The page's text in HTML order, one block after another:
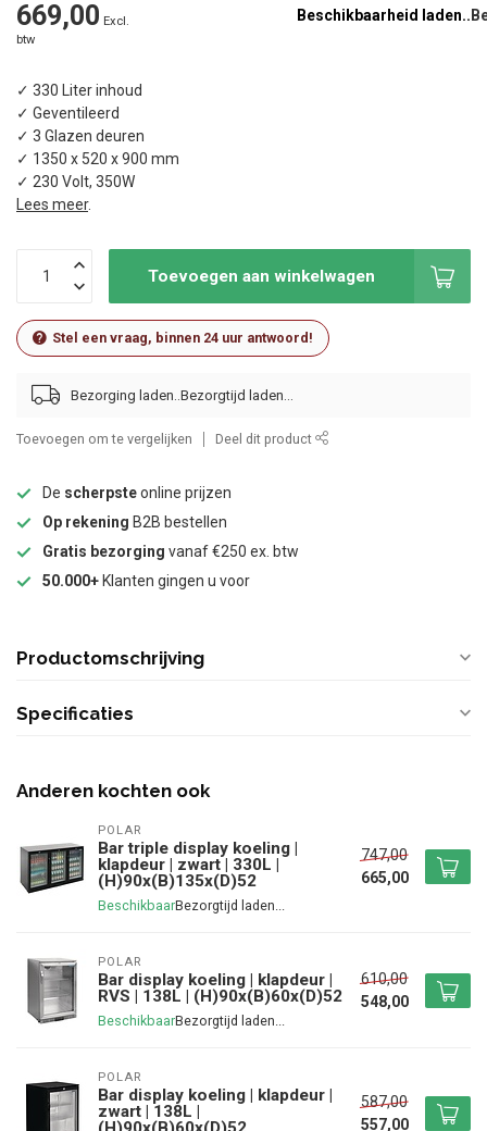
669,00 Excl.
btw
Beschikbaarheid laden..
✓ 330 Liter inhoud
✓ Geventileerd
✓ 3 Glazen deuren
✓ 1350 x 520 x 900 mm
✓ 230 Volt, 350W
Lees meer.
Toevoegen aan winkelwagen
Stel een vraag, binnen 24 uur antwoord!
Bezorging laden..
Toevoegen om te vergelijken Deel dit product
De scherpsteonline prijzen
Op rekening B2B bestellen
Gratis bezorging vanaf €250 ex. btw
50.000+ Klanten gingen u voor
Productomschrijving
Specificaties
Anderen kochten ook
POLAR
Bar triple display koeling |
klapdeur | zwart | 330L |
(H)90x(B)135x(D)52
Beschikbaar
747,00
665,00
POLAR
Bar display koeling | klapdeur |
RVS | 138L | (H)90x(B)60x(D)52
Beschikbaar
610,00
548,00
POLAR
Bar display koeling | klapdeur |
zwart | 138L |
587,00
557,00